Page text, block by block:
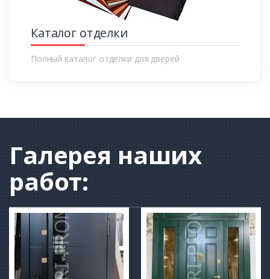
Каталог отделки
Полный каталог отделки для дверей
Галерея наших
работ: